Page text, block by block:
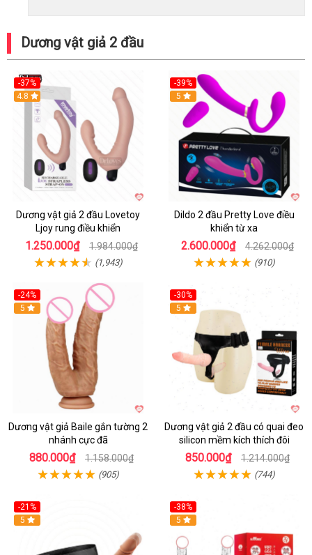
Dương vật giả 2 đầu
-37%
Hot
4.8
Dương vật giả 2 đầu Lovetoy
Ljoy rung điều khiển
1.250.000₫ 1.984.000₫
(1,943)
-39%
Hot
5
Dildo 2 đầu Pretty Love điều
khiển từ xa
2.600.000₫ 4.262.000₫
(910)
-24%
Hot
5
Dương vật giả Baile gắn tường 2
nhánh cực đã
880.000₫ 1.158.000₫
(905)
-30%
Hot
5
Dương vật giả 2 đầu có quai đeo
silicon mềm kích thích đôi
850.000₫ 1.214.000₫
(744)
-21%
Hot
5
-38%
Hot
5